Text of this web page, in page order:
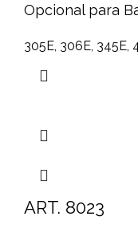
Opcional para
305E, 306E, 345E,
ART. 8023